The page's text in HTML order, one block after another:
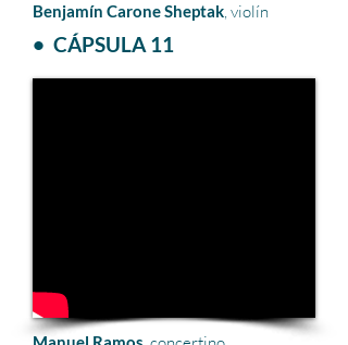
Benjamín Carone Sheptak, violín
• CÁPSULA 11